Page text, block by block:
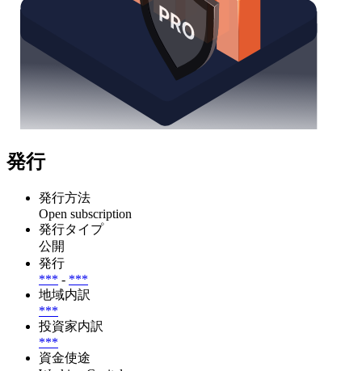
発行
発行方法
Open subscription
発行タイプ
公開
発行
*** - ***
地域内訳
***
投資家内訳
***
資金使途